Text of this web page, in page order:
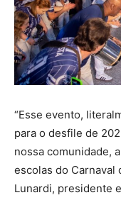
“Esse evento,
para o desfile de
nossa comunidade,
escolas do Carnaval
Lunardi, presidente